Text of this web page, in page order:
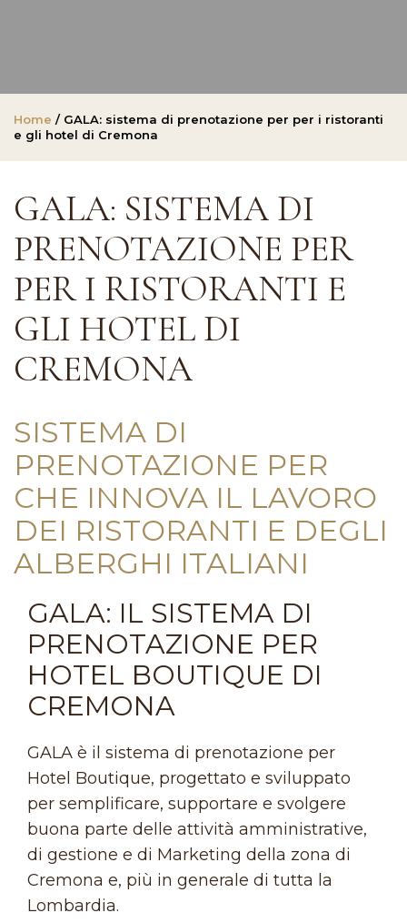
Home / GALA: sistema di prenotazione per per i ristoranti
e gli hotel di Cremona
GALA: SISTEMA DI
PRENOTAZIONE PER
PER I RISTORANTI E
GLI HOTEL DI
CREMONA
SISTEMA DI
PRENOTAZIONE PER
CHE INNOVA IL LAVORO
DEI RISTORANTI E DEGLI
ALBERGHI ITALIANI
GALA: IL SISTEMA DI
PRENOTAZIONE PER
HOTEL BOUTIQUE DI
CREMONA
GALA è il sistema di prenotazione per
Hotel Boutique, progettato e sviluppato
per semplificare, supportare e svolgere
buona parte delle attività amministrative,
di gestione e di Marketing della zona di
Cremona e, più in generale di tutta la
Lombardia.